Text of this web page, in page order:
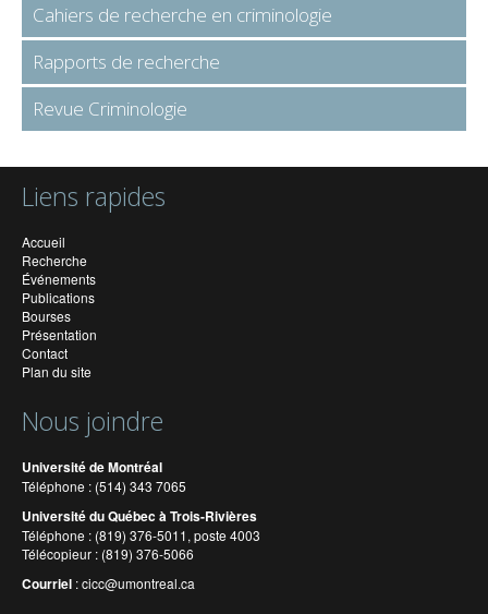
Cahiers de recherche en criminologie
Rapports de recherche
Revue Criminologie
Liens rapides
Accueil
Recherche
Événements
Publications
Bourses
Présentation
Contact
Plan du site
Nous joindre
Université de Montréal
Téléphone : (514) 343 7065
Université du Québec à Trois-Rivières
Téléphone : (819) 376-5011, poste 4003
Télécopieur : (819) 376-5066
Courriel :cicc@umontreal.ca